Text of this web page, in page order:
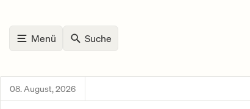
Menü Suche
08. August, 2026